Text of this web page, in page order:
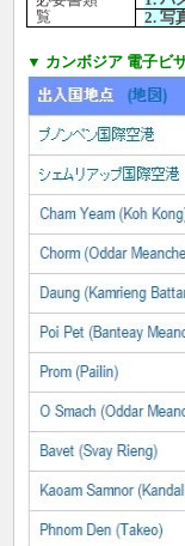
覧
2.写
▼ カンボジア 電子ビ